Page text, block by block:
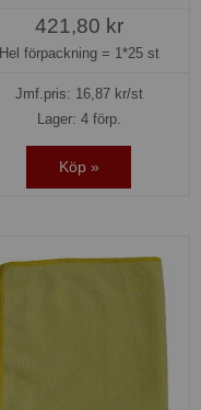
421,80 kr
Hel förpackning = 1*25 st
Jmf.pris: 16,87kr/st
Lager: 4 förp.
Köp »